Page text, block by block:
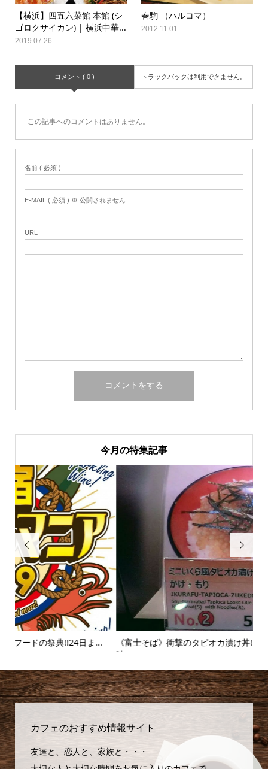
【横浜】四五六菜館 本館 (シ
ゴロクサイカン) | 横浜中華...
2019.07.26
春駒 （ハルコマ）
2012.11.01
コメント ( 0 ) トラックバックは利用できません。
この記事へのコメントはありません。
名前 ( 必須 )
E-MAIL ( 必須 ) ※ 公開されません
URL
今月の特集記事

《富士そば》衝撃のタピオカ漬け丼!!販売延長を繰り返すその

カフェのおすすめ情報サイト